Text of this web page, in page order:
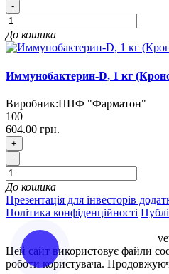
-
До кошика
Иммунобактерин-D, 1 кг
Виробник:ППФ "Фарматон"
100
604.00 грн.
+
-
До кошика
Презентація для інвесторів
Політика конфіденційності
Цей сайт використовує файли
роботи користувача.